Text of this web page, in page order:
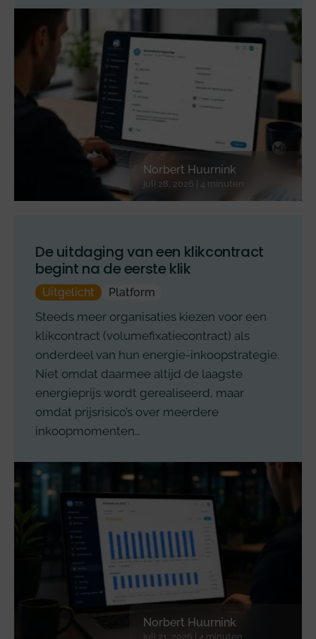
Norbert Huurnink
juli 28, 2026 | 4 minuten
Norbert Huurnink
juli 21, 2026 | 4 minuten
De uitdaging van een klikcontract
begint na de eerste klik
Uitgelicht Platform
Steeds meer organisaties kiezen voor een
klikcontract (volumefixatiecontract) als
onderdeel van hun energie-inkoopstrategie.
Niet omdat daarmee altijd de laagste
energieprijs wordt gerealiseerd, maar
omdat prijsrisico’s over meerdere
inkoopmomenten…